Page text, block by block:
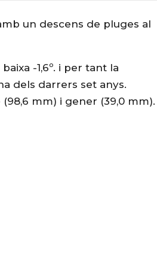
un descens de pluges al
-1,6º. i per tant la
dels darrers set anys.
mm) i gener (39,0 mm).